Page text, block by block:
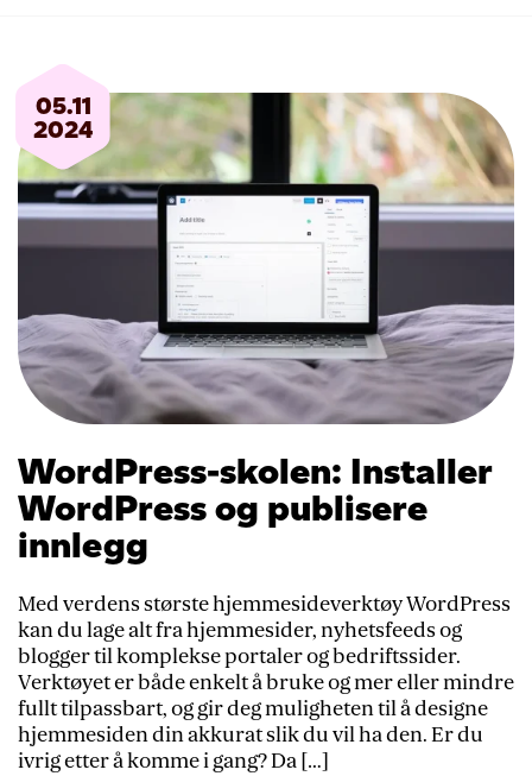
WordPress-skolen: Installer
WordPress og publisere
innlegg
Med verdens største hjemmesideverktøy WordPress
kan du lage alt fra hjemmesider, nyhetsfeeds og
blogger til komplekse portaler og bedriftssider.
Verktøyet er både enkelt å bruke og mer eller mindre
fullt tilpassbart, og gir deg muligheten til å designe
hjemmesiden din akkurat slik du vil ha den. Er du
ivrig etter å komme i gang? Da […]
05.11
2024